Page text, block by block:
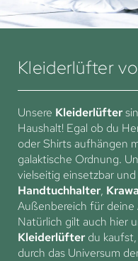
Kleiderlüfter
Unsere Kleiderlüfter
Haushalt! Egal ob du
oder Shirts aufhängen
galaktische Ordnung.
vielseitig einsetzbar
Handtuchhalter,
Außenbereich für
Natürlich gilt auch hier
Kleiderlüfter du
durch das Universum